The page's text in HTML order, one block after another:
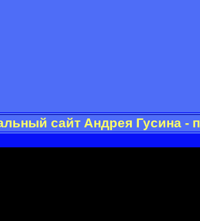
сайт Андрея Гусина -